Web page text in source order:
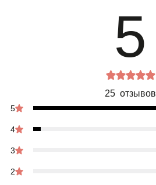
5
25 отзывов
5
4
3
2